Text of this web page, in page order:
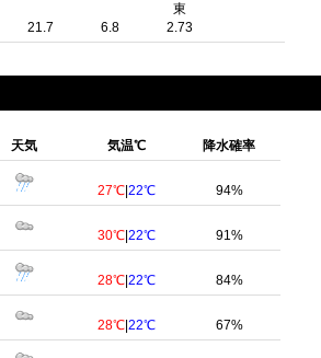
21.7 6.8
東
2.73
天気 気温℃ 降水確率
27℃ |22℃ 94%
30℃ |22℃ 91%
28℃ |22℃ 84%
28℃ |22℃ 67%